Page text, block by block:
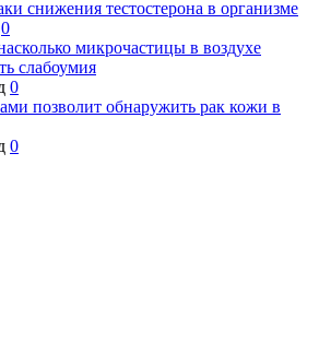
снижения тестостерона в организме
0
микрочастицы в воздухе
слабоумия
0
позволит обнаружить рак кожи в
0